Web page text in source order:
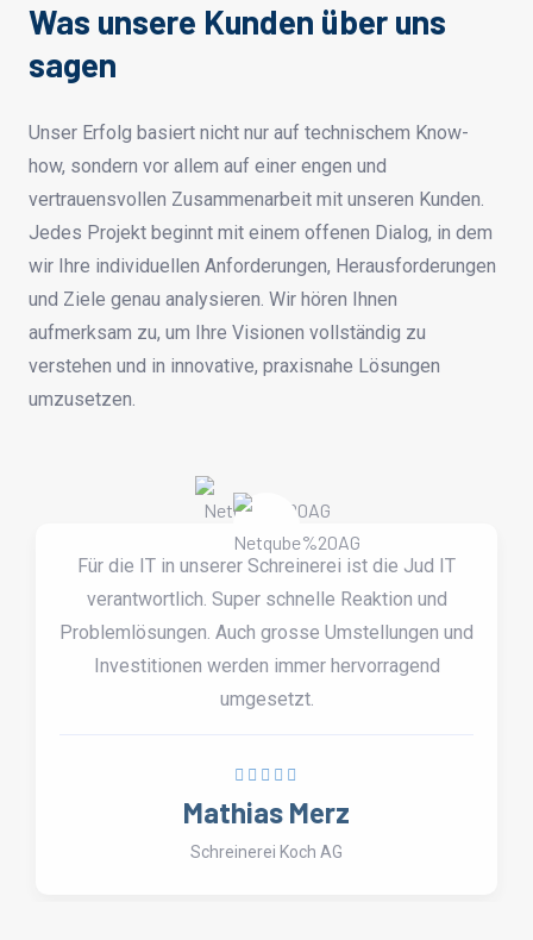
Was unsere Kunden über uns
sagen
Unser Erfolg basiert nicht nur auf technischem Know-
how, sondern vor allem auf einer engen und
vertrauensvollen Zusammenarbeit mit unseren Kunden.
Jedes Projekt beginnt mit einem offenen Dialog, in dem
wir Ihre individuellen Anforderungen, Herausforderungen
und Ziele genau analysieren. Wir hören Ihnen
aufmerksam zu, um Ihre Visionen vollständig zu
verstehen und in innovative, praxisnahe Lösungen
umzusetzen.
Für die IT in unserer Schreinerei ist die Jud IT
verantwortlich. Super schnelle Reaktion und
Problemlösungen. Auch grosse Umstellungen und
Investitionen werden immer hervorragend
umgesetzt.
Mathias Merz
Schreinerei Koch AG